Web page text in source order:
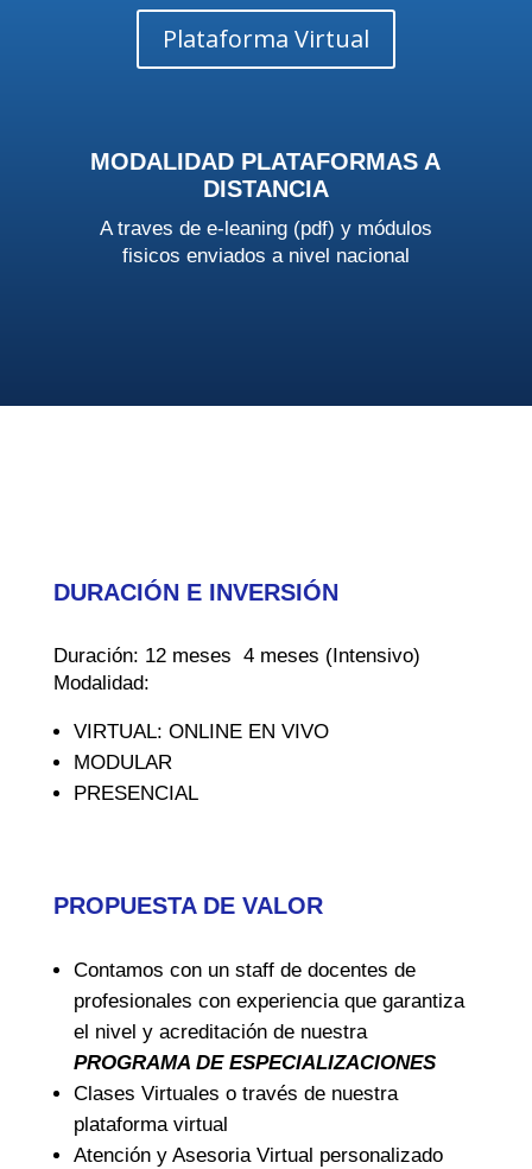
Plataforma Virtual
MODALIDAD PLATAFORMAS A
DISTANCIA
A traves de e-leaning (pdf) y módulos
fisicos enviados a nivel nacional
DURACIÓN E INVERSIÓN
Duración: 12 meses 4 meses (Intensivo)
Modalidad:
VIRTUAL: ONLINE EN VIVO
MODULAR
PRESENCIAL
PROPUESTA DE VALOR
Contamos con un staff de docentes de
profesionales con experiencia que garantiza
el nivel y acreditación de nuestra
PROGRAMA DE ESPECIALIZACIONES
Clases Virtuales o través de nuestra
plataforma virtual
Atención y Asesoria Virtual personalizado